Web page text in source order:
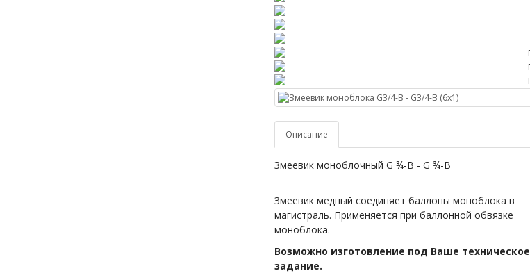
Описание
Змеевик моноблочный G ¾-B - G ¾-B
Змеевик медный соединяет баллоны моноблока в
магистраль. Применяется при баллонной обвязке
моноблока.
Возможно изготовление под Ваше техническое
задание.